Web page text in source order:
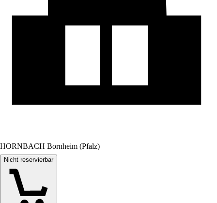
HORNBACH Bornheim (Pfalz)
Nicht reservierbar